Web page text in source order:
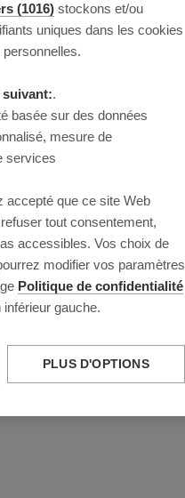
(1016) stockons et/ou
uniques dans les cookies
suivant:.
basée sur des données
mesure de
services
accepté que ce site Web
tout consentement,
accessibles. Vos choix de
modifier vos paramètres
Politique de confidentialité
gauche.
PLUS D'OPTIONS